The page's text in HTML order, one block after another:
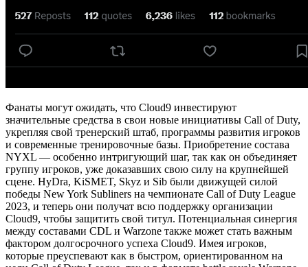
Фанаты могут ожидать, что Cloud9 инвестируют
значительные средства в свои новые инициативы Call of Duty,
укрепляя свой тренерский штаб, программы развития игроков
и современные тренировочные базы. Приобретение состава
NYXL — особенно интригующий шаг, так как он объединяет
группу игроков, уже доказавших свою силу на крупнейшей
сцене. HyDra, KiSMET, Skyz и Sib были движущей силой
победы New York Subliners на чемпионате Call of Duty League
2023, и теперь они получат всю поддержку организации
Cloud9, чтобы защитить свой титул. Потенциальная синергия
между составами CDL и Warzone также может стать важным
фактором долгосрочного успеха Cloud9. Имея игроков,
которые преуспевают как в быстром, ориентированном на